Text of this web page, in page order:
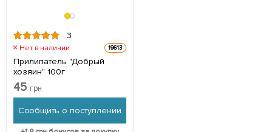
3
Нет в наличии 19613
Прилипатель "Добрый
хозяин" 100г
45 грн
Сообщить о поступлении